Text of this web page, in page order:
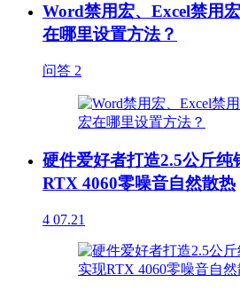
Word禁用宏、Excel禁用
在哪里设置方法？
问答 2
硬件爱好者打造2.5公斤
RTX 4060零噪音自然散热
4 07.21